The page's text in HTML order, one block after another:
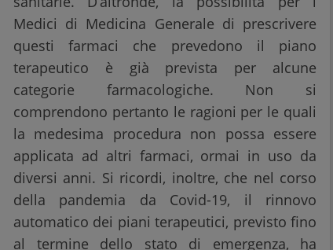
Medici di Medicina Generale di prescrivere
questi farmaci che prevedono il piano
terapeutico è già prevista per alcune
categorie farmacologiche. Non si
comprendono pertanto le ragioni per le quali
la medesima procedura non possa essere
applicata ad altri farmaci, ormai in uso da
diversi anni. Si ricordi, inoltre, che nel corso
della pandemia da Covid-19, il rinnovo
automatico dei piani terapeutici, previsto fino
al termine dello stato di emergenza, ha